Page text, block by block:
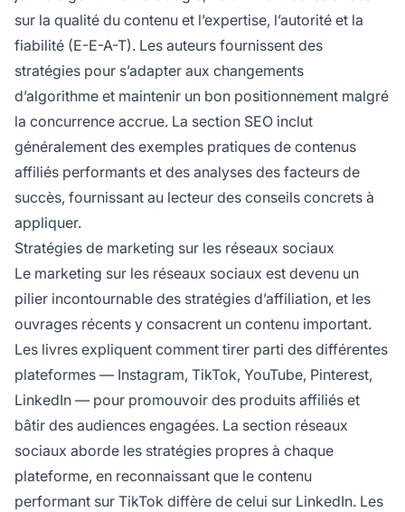
sur la qualité du contenu et l’expertise, l’autorité et la
fiabilité (E-E-A-T). Les auteurs fournissent des
stratégies pour s’adapter aux changements
d’algorithme et maintenir un bon positionnement malgré
la concurrence accrue. La section SEO inclut
généralement des exemples pratiques de contenus
affiliés performants et des analyses des facteurs de
succès, fournissant au lecteur des conseils concrets à
appliquer.
Stratégies de marketing sur les réseaux sociaux
Le marketing sur les réseaux sociaux est devenu un
pilier incontournable des stratégies d’affiliation, et les
ouvrages récents y consacrent un contenu important.
Les livres expliquent comment tirer parti des différentes
plateformes — Instagram, TikTok, YouTube, Pinterest,
LinkedIn — pour promouvoir des produits affiliés et
bâtir des audiences engagées. La section réseaux
sociaux aborde les stratégies propres à chaque
plateforme, en reconnaissant que le contenu
performant sur TikTok diffère de celui sur LinkedIn. Les